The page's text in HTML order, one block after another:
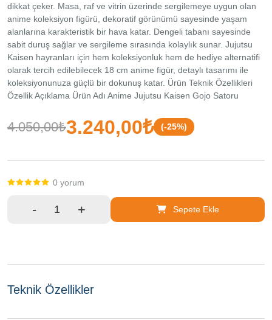
Mah.
Tacirhane
Kazova
İş hanı
No:21 İç
Kapı No:
211 Fatih
/ İstanbul
dikkat çeker. Masa, raf ve vitrin üzerinde sergilemeye uygun olan
anime koleksiyon figürü, dekoratif görünümü sayesinde yaşam
alanlarına karakteristik bir hava katar. Dengeli tabanı sayesinde
sabit duruş sağlar ve sergileme sırasında kolaylık sunar. Jujutsu
Kaisen hayranları için hem koleksiyonluk hem de hediye alternatifi
olarak tercih edilebilecek 18 cm anime figür, detaylı tasarımı ile
koleksiyonunuza güçlü bir dokunuş katar. Ürün Teknik Özellikleri
Özellik Açıklama Ürün Adı Anime Jujutsu Kaisen Gojo Satoru
cm Kullanım Dekoratif ve koleksiyon amaçlı Paket İçeriği 1 Adet
Anime Jujutsu Kaisen Gojo Satoru Figürü 18 Cm
4.050,00₺3.240,00₺ (-25%)
0 yorum
- + Sepete Ekle
Teknik Özellikler